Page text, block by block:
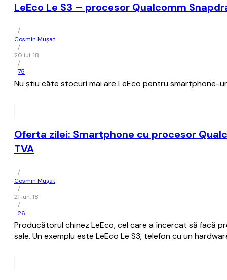
LeEco Le S3 – procesor Qualcomm
/
Cosmin Mușat
/
20 iul. 18
/
75
Nu ştiu câte stocuri mai are LeEco pentru smartphone-
Oferta zilei: Smartphone cu procesor
TVA
/
Cosmin Mușat
/
21 iun. 18
/
26
Producătorul chinez LeEco, cel care a încercat să facă
sale. Un exemplu este LeEco Le S3, telefon cu un